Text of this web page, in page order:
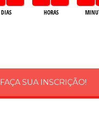
DIAS HORAS
FAÇA SUA INSCRIÇÃO!